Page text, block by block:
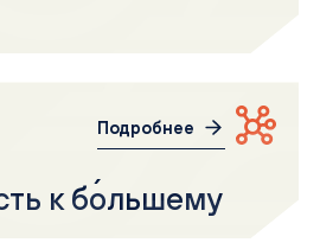
Подробнее
к бо́льшему